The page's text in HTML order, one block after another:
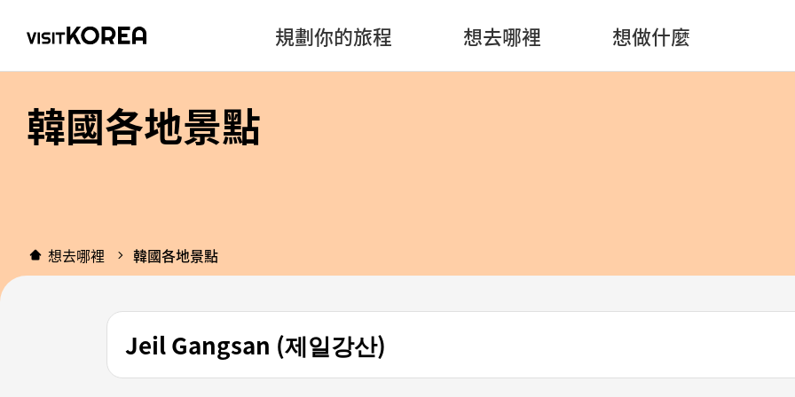
規劃你的旅程 想去哪裡 想做什麼
韓國各地景點
想去哪裡 韓國各地景點
Jeil Gangsan (제일강산)